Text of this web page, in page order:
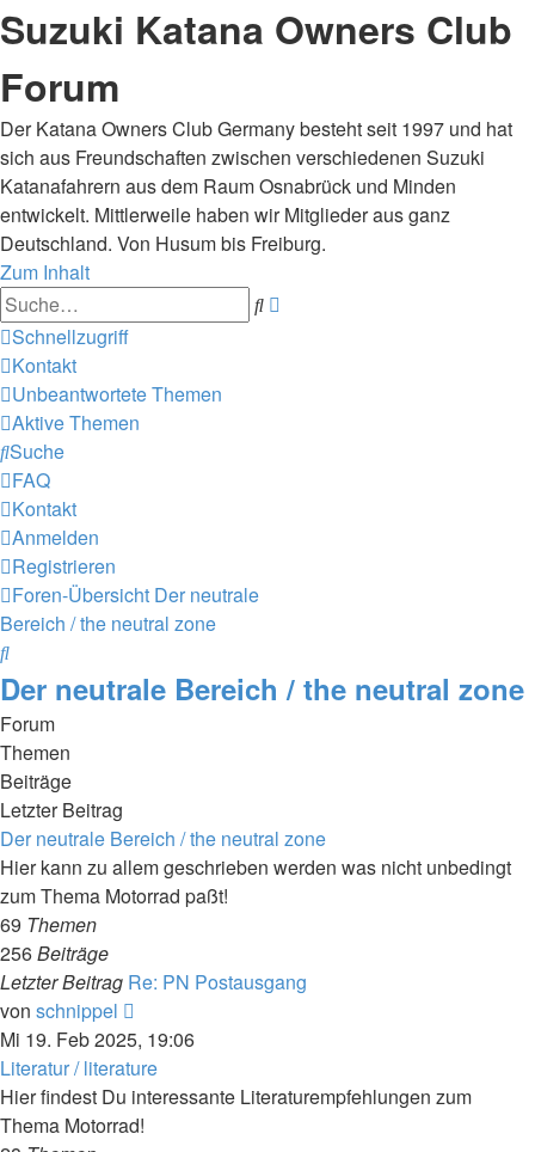
Suzuki Katana Owners Club
Forum
Der Katana Owners Club Germany besteht seit 1997 und hat
sich aus Freundschaften zwischen verschiedenen Suzuki
Katanafahrern aus dem Raum Osnabrück und Minden
entwickelt. Mittlerweile haben wir Mitglieder aus ganz
Deutschland. Von Husum bis Freiburg.
Zum Inhalt
Suche
Schnellzugriff
Kontakt
Unbeantwortete Themen
Aktive Themen
Suche
FAQ
Kontakt
Anmelden
Registrieren
Foren-Übersicht Der neutrale
Bereich / the neutral zone
Suche
Der neutrale Bereich / the neutral zone
Forum
Themen
Beiträge
Letzter Beitrag
Der neutrale Bereich / the neutral zone
Hier kann zu allem geschrieben werden was nicht unbedingt
zum Thema Motorrad paßt!
69 Themen
256Beiträge
Letzter Beitrag Re: PN Postausgang
von schnippel
Beitrag
Mi 19. Feb 2025, 19:06
Literatur / literature
Hier findest Du interessante Literaturempfehlungen zum
Thema Motorrad!